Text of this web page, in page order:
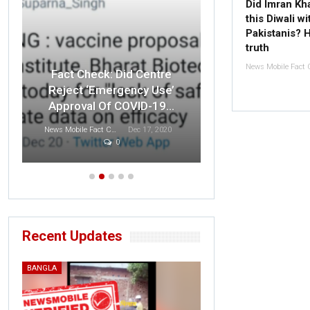
Did Imran
this Diwali
Pakistanis?
truth
Fact Check: Did Centre
Reject ‘Emergency Use’
Approval Of COVID-19…
News Mobile Fact Check Bureau
Dec 17, 2020
0
Fact Check:
Recent Updates
BANGLA